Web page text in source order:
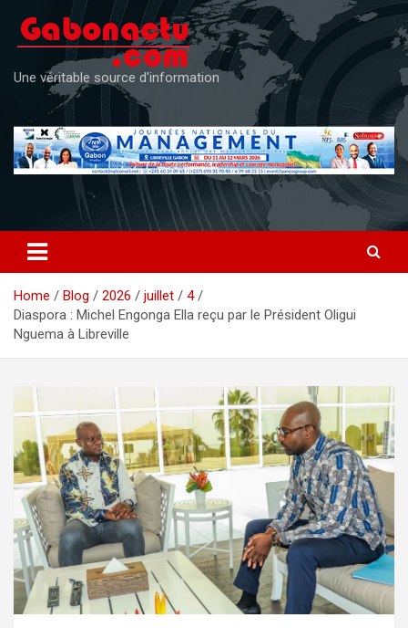
content
Une véritable source d'information
Home Blog 2026 juillet
4
Diaspora : Michel Engonga Ella reçu par le Président Oligui
Nguema à Libreville